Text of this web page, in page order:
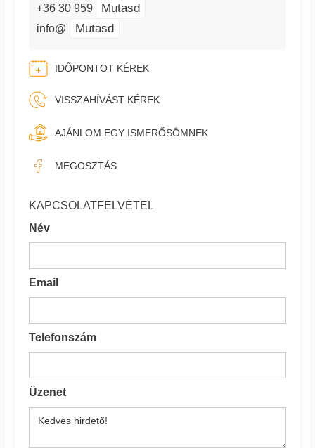
+36 30 959 Mutasd
info@ Mutasd
IDŐPONTOT KÉREK
VISSZAHÍVÁST KÉREK
AJÁNLOM EGY ISMERŐSÖMNEK
MEGOSZTÁS
KAPCSOLATFELVÉTEL
Név
Email
Telefonszám
Üzenet